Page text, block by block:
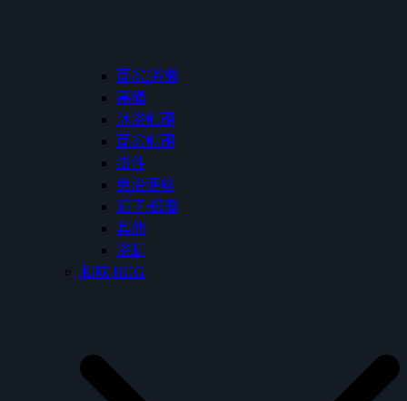
面盆/浴櫃
馬桶
沐浴龍頭
面盆龍頭
掛件
免治便座
鏡子/鏡櫃
其他
浴缸
和成 HCG